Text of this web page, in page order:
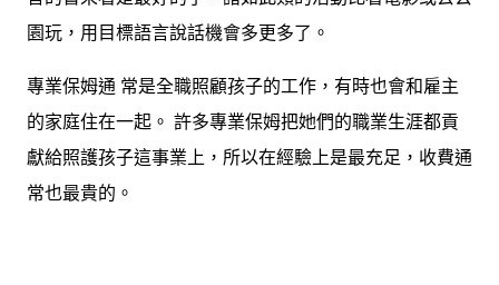
園玩，用目標語言說話機會多更多了。
專業保姆通 常是全職照顧孩子的工作，有時也會和雇主
的家庭住在一起。 許多專業保姆把她們的職業生涯都貢
獻給照護孩子這事業上，所以在經驗上是最充足，收費通
常也最貴的。